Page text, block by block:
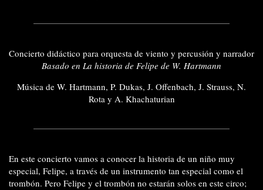
Concierto didáctico para orquesta de viento y percusión y narrador
Basado en La historia de Felipe de W. Hartmann
Música de W. Hartmann, P. Dukas, J. Offenbach, J. Strauss, N.
Rota y A. Khachaturian
En este concierto vamos a conocer la historia de un niño muy
especial, Felipe, a través de un instrumento tan especial como el
trombón. Pero Felipe y el trombón no estarán solos en este circo;